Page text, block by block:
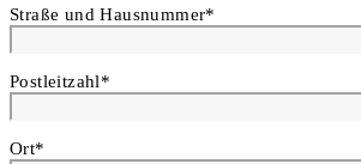
Straße und Hausnummer*
Postleitzahl*
Ort*